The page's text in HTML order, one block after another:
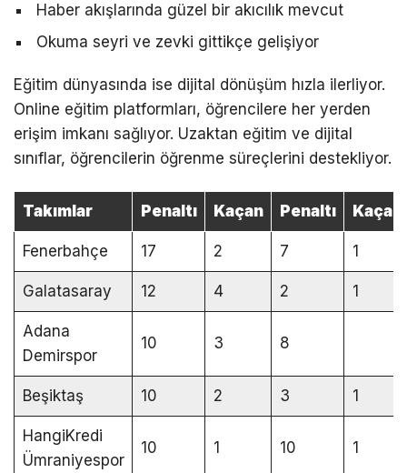
Haber akışlarında güzel bir akıcılık mevcut
Okuma seyri ve zevki gittikçe gelişiyor
Eğitim dünyasında ise dijital dönüşüm hızla ilerliyor.
Online eğitim platformları, öğrencilere her yerden
erişim imkanı sağlıyor. Uzaktan eğitim ve dijital
sınıflar, öğrencilerin öğrenme süreçlerini destekliyor.
Takımlar Penaltı Kaçan Penaltı Kaçan
Fenerbahçe 17 2 7 1
Galatasaray 12 4 2 1
Adana
Demirspor
10 3 8
Beşiktaş 10 2 3 1
HangiKredi
Ümraniyespor
10 1 10 1